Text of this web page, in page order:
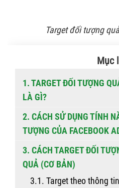
Target đối tượng
Mục
1. TARGET ĐỐI TƯỢNG
LÀ GÌ?
2. CÁCH SỬ DỤNG TÍNH
TƯỢNG CỦA FACEBOOK
3. CÁCH TARGET ĐỐI
QUẢ (CƠ BẢN)
3.1. Target theo thông